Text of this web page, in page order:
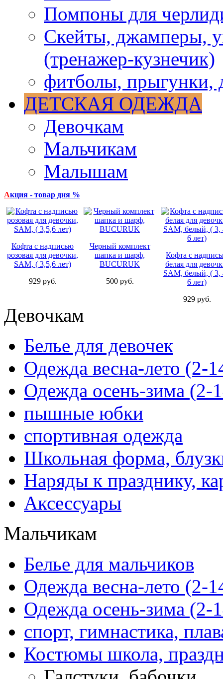
Помпоны для
Скейты, джамперы,
(тренажер-кузнечик)
фитболы, прыгунки,
ДЕТСКАЯ ОДЕЖДА
Девочкам
Мальчикам
Малышам
Акция - товар дня %
Кофта с надписью
розовая для девочки,
SAM, ( 3,5,6 лет)
929 руб.
Черный комплект
шапка и шарф,
BUCURUK
500 руб.
Кофта с
белая для
SAM, белый, ( 3,
6 лет)
929 руб.
Девочкам
Белье для девочек
Одежда весна-лето (2-
Одежда осень-зима (2-
пышные юбки
спортивная одежда
Школьная форма,
Наряды к празднику,
Аксессуары
Мальчикам
Белье для мальчиков
Одежда весна-лето (2-
Одежда осень-зима (2-
спорт, гимнастика,
Костюмы школа,